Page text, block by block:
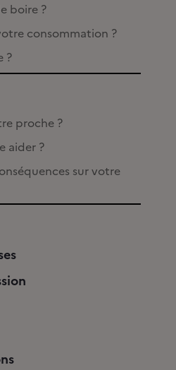
boire ?
consommation ?
?
proche ?
aider ?
sur votre